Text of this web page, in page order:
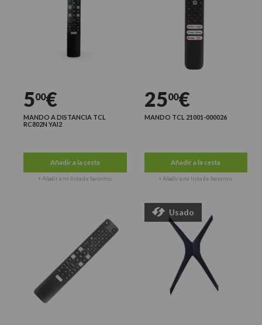
500€
MANDO A DISTANCIA TCL
RC802N YAI2
Añadir a la cesta
+ Añadir a mi lista de favoritos
2500€
MANDO TCL 21001-000026
Añadir a la cesta
+ Añadir a mi lista de favoritos
Usado